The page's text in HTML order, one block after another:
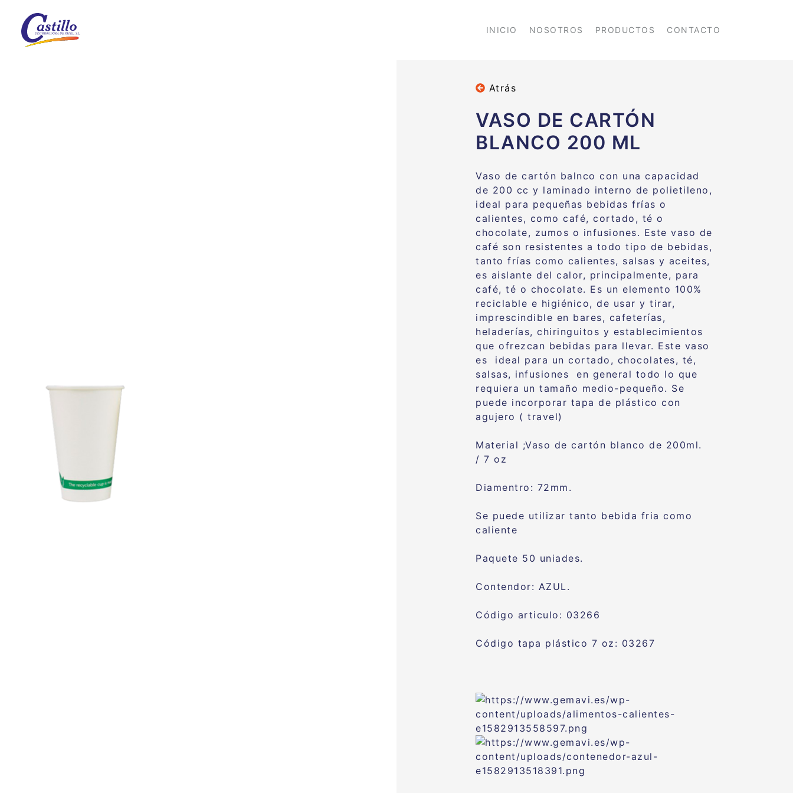
INICIO NOSOTROS PRODUCTOS CONTACTO
Atrás
VASO DE CARTÓN
BLANCO 200 ML
Vaso de cartón balnco con una capacidad
de 200 cc y laminado interno de polietileno,
ideal para pequeñas bebidas frías o
calientes, como café, cortado, té o
chocolate, zumos o infusiones. Este vaso de
café son resistentes a todo tipo de bebidas,
tanto frías como calientes, salsas y aceites,
es aislante del calor, principalmente, para
café, té o chocolate. Es un elemento 100%
reciclable e higiénico, de usar y tirar,
imprescindible en bares, cafeterías,
heladerías, chiringuitos y establecimientos
que ofrezcan bebidas para llevar. Este vaso
es ideal para un cortado, chocolates, té,
salsas, infusiones en general todo lo que
requiera un tamaño medio-pequeño. Se
puede incorporar tapa de plástico con
agujero ( travel)
Material ;Vaso de cartón blanco de 200ml.
/ 7 oz
Diamentro: 72mm.
Se puede utilizar tanto bebida fria como
caliente
Paquete 50 uniades.
Contendor: AZUL.
Código articulo: 03266
Código tapa plástico 7 oz: 03267